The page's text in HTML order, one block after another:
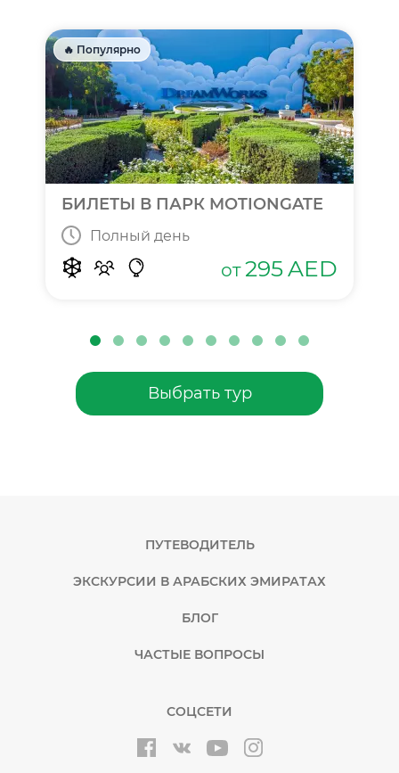
🔥 Популярно
БИЛЕТЫ В ПАРК MOTIONGATE
Полный день
от 295AED
Выбрать тур
ПУТЕВОДИТЕЛЬ
ЭКСКУРСИИ В АРАБСКИХ ЭМИРАТАХ
БЛОГ
ЧАСТЫЕ ВОПРОСЫ
СОЦСЕТИ